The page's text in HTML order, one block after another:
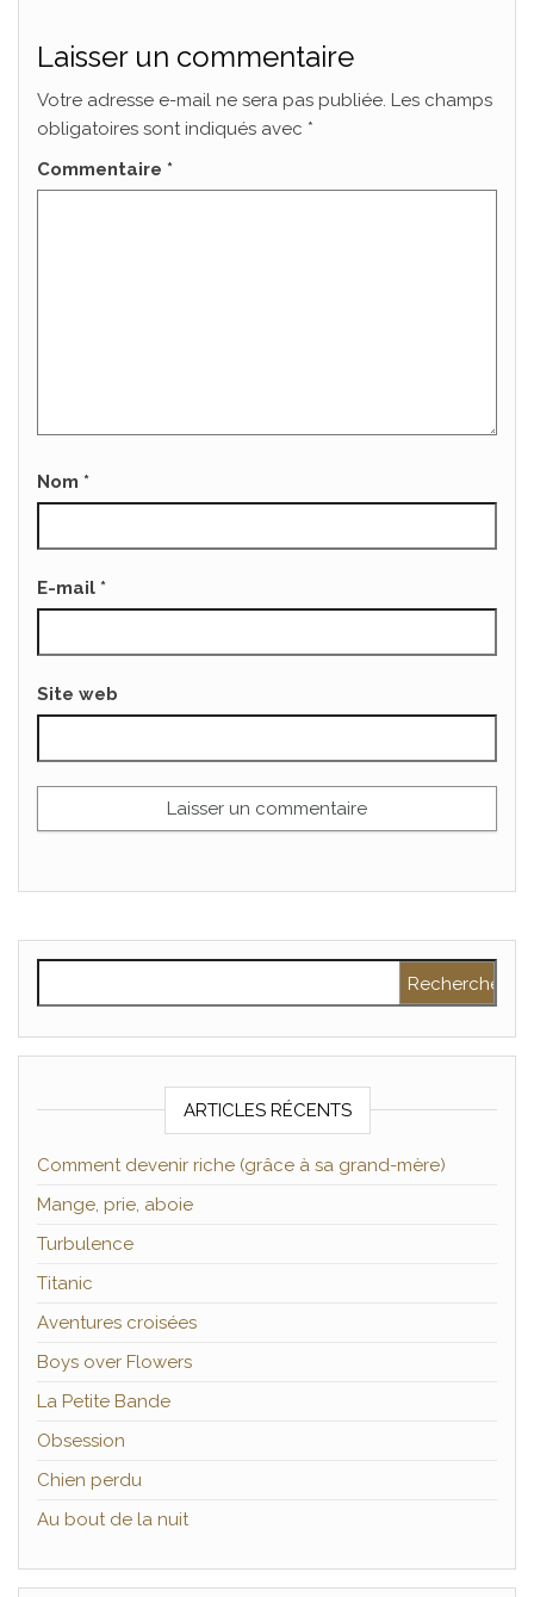
Laisser un commentaire
Votre adresse e-mail ne sera pas publiée. Les champs
obligatoires sont indiqués avec *
Commentaire *
Nom *
E-mail *
Site web
ARTICLES RÉCENTS
Comment devenir riche (grâce à sa grand-mère)
Mange, prie, aboie
Turbulence
Titanic
Aventures croisées
Boys over Flowers
La Petite Bande
Obsession
Chien perdu
Au bout de la nuit